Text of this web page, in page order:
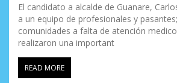
El candidato a alcalde de Guanare,
a un equipo de profesionales y
comunidades a falta de atención
realizaron una important
READ MORE